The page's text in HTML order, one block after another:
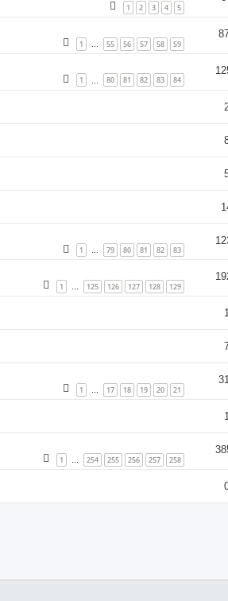
1 2 3 4 5
1 55 56 57 58 59
1 80 81 82 83 84
1 … 79 80 81 82 83
1 … 125 126 127 128 129
1 … 17 18 19 20 21
1 254 255 256 257 258